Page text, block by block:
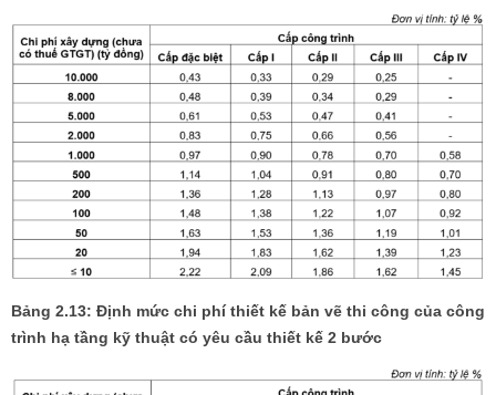
Bảng 2.13: Định mức chi phí thiết kế bản vẽ thi công của công
trình hạ tầng kỹ thuật có yêu cầu thiết kế 2 bước